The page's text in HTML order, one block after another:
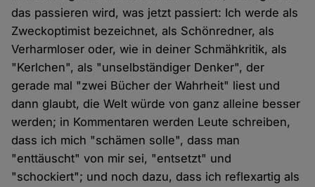
das passieren wird, was jetzt passiert: Ich werde als
Zweckoptimist bezeichnet, als Schönredner, als
Verharmloser oder, wie in deiner Schmähkritik, als
"Kerlchen", als "unselbständiger Denker", der
gerade mal "zwei Bücher der Wahrheit" liest und
dann glaubt, die Welt würde von ganz alleine besser
werden; in Kommentaren werden Leute schreiben,
dass ich mich "schämen solle", dass man
"enttäuscht" von mir sei, "entsetzt" und
"schockiert"; und noch dazu, dass ich reflexartig als